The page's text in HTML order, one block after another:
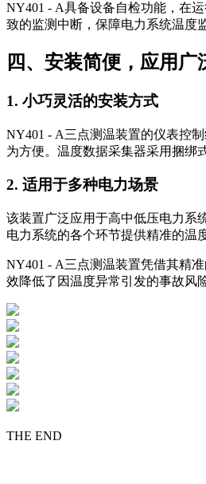
NY401 - A具备设备自检功能，在
致的监测中断，保障电力系统温度
四、安装简便，应用广
1. 小巧灵活的安装方式
NY401 - A三点测温装置的仪表控
为方便。温度数据采集器采用捆绑
2. 适用于多种电力场景
该装置广泛应用于高中低压电力系
电力系统的各个环节提供精准的温
NY401 - A三点测温装置凭借其精
效降低了因温度异常引发的事故风
THE END